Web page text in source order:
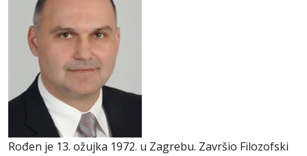
Rođen je 13. ožujka 1972. u Zagrebu. Završio Filozofski